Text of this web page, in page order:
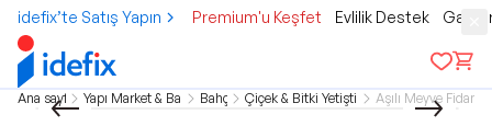
idefix’te Satış Yapın Premium'u Keşfet Evlilik Destek
Ana sayfa Yapı Market & BahçeBahçe Çiçek & Bitki YetiştirmeAşılı Meyve